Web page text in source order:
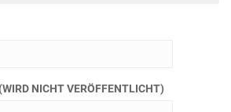
NICHT VERÖFFENTLICHT)